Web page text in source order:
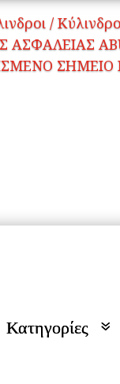
/
ΑΣΦΑΛΕΙΑΣ
ΣΗΜΕΙΟ